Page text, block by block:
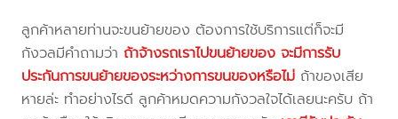
ลูกค้าหลายท่านจะขนย้ายของ ต้องการใช้บริการแต่ก็จะมี
กังวลมีคำถามว่า ถ้าจ้างรถเราไปขนย้ายของ จะมีการรับ
ประกันการขนย้ายของระหว่างการขนของหรือไม่ ถ้าของเสีย
หายล่ะ ทำอย่างไรดี ลูกค้าหมดความกังวลใจได้เลยนะครับ ถ้า